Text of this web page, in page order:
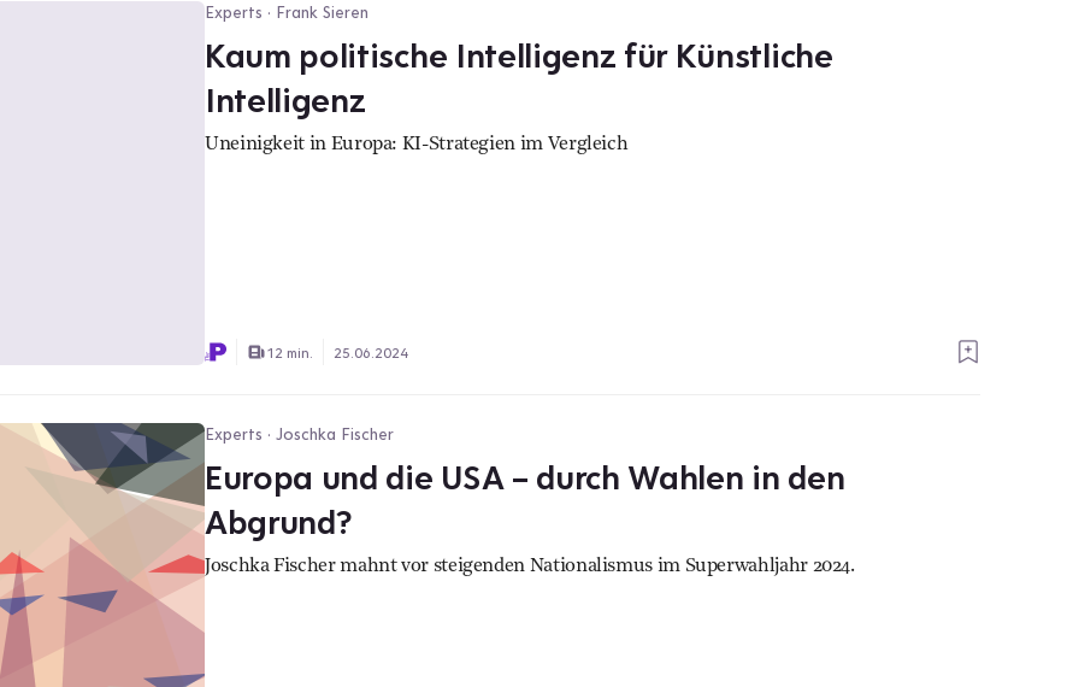
Experts · Frank Sieren
Kaum politische Intelligenz für Künstliche
Intelligenz
Uneinigkeit in Europa: KI-Strategien im Vergleich
12 min. 25.06.2024
Experts · Joschka Fischer
Europa und die USA – durch Wahlen in den
Abgrund?
Joschka Fischer mahnt vor steigenden Nationalismus im Superwahljahr 2024.